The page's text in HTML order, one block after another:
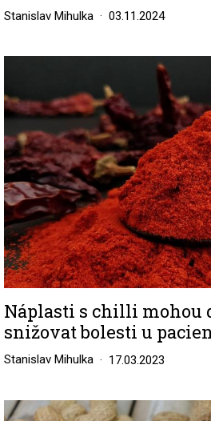
Stanislav Mihulka 03.11.2024
Náplasti s chilli mohou
snižovat bolesti u
Stanislav Mihulka 17.03.2023
Image